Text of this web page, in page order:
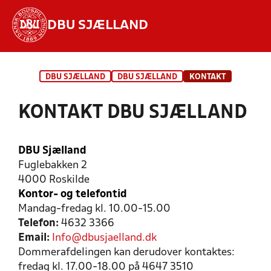
DBU SJÆLLAND
STILLINGER, RESULTATER, KLUBBER OG
DBU SJÆLLAND DBU SJÆLLAND KONTAKT
KONTAKT DBU SJÆLLAND
DBU Sjælland
Fuglebakken 2
4000 Roskilde
Kontor- og telefontid
Mandag-fredag kl. 10.00-15.00
Telefon: 4632 3366
Email:
Info@dbusjaelland.dk
Dommerafdelingen kan derudover kontaktes:
fredag kl. 17.00-18.00 på 4647 3510